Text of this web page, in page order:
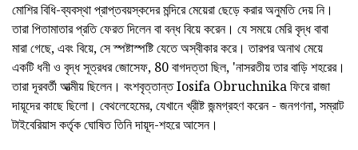
মোশির বিধি-ব্যবস্থা প্রাপ্তবয়স্কদের মন্দিরে মেয়েরা ছেড়ে করার অনুমতি দেয় নি।
তারা পিতামাতার প্রতি ফেরত দিলেন বা বন্ধ বিয়ে করেন। যে সময়ে মেরি বৃদ্ধ বাবা
মারা গেছে, এবং বিয়ে, সে স্পষ্টাস্পষ্টি যেতে অস্বীকার করে। তারপর অনাথ মেয়ে
একটি ধনী ও বৃদ্ধ সূত্রধর জোসেফ, 80 বাগদত্তা ছিল, 'নাসরতীয় তার বাড়ি শহরের।
তারা দূরবর্তী আত্মীয় ছিলেন। বংশবৃত্তান্ত Iosifa Obruchnika ফিরে রাজা
দায়ূদের কাছে ছিলো। বেথলেহেমের, যেখানে খ্রীষ্ট জন্মগ্রহণ করেন - জনগণনা, সম্রাট
টাইবেরিয়াস কর্তৃক ঘোষিত তিনি দায়ূদ-শহরে আসেন।